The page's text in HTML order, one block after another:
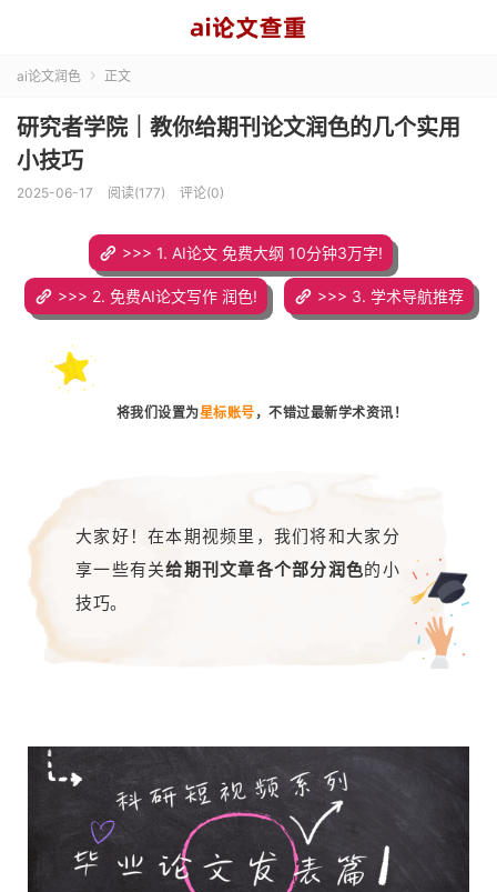
ai论文润色  正文
研究者学院｜教你给期刊论文润色的几个实用
小技巧
2025-06-17 阅读(177) 评论(0)
>>> 1. AI论文 免费大纲 10分钟3万字!
>>> 2. 免费AI论文写作 润色! >>> 3. 学术导航推荐
将我们设置为星标账号 ，不错过最新学术资讯！
大家好！在本期视频里，我们将和大家分
享一些有关给期刊文章各个部分润色的小
技巧。